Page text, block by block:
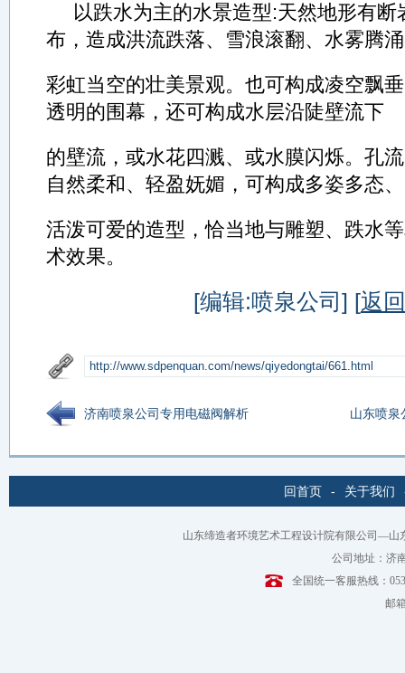
以跌水为主的水景造型:天然地形有断
布，造成洪流跌落、雪浪滚翻、水雾腾
彩虹当空的壮美景观。也可构成凌空飘
透明的围幕，还可构成水层沿陡壁流下
的壁流，或水花四溅、或水膜闪烁。孔
自然柔和、轻盈妩媚，可构成多姿多态、
活泼可爱的造型，恰当地与雕塑、跌水
术效果。
[编辑:喷泉公司] [返
济南喷泉公司专用电磁阀解析 山东喷泉
回首页 - 关于我们
山东缔造者环境艺术工程设计院有限公司—
公司地址：济
全国统一客服热线：
邮